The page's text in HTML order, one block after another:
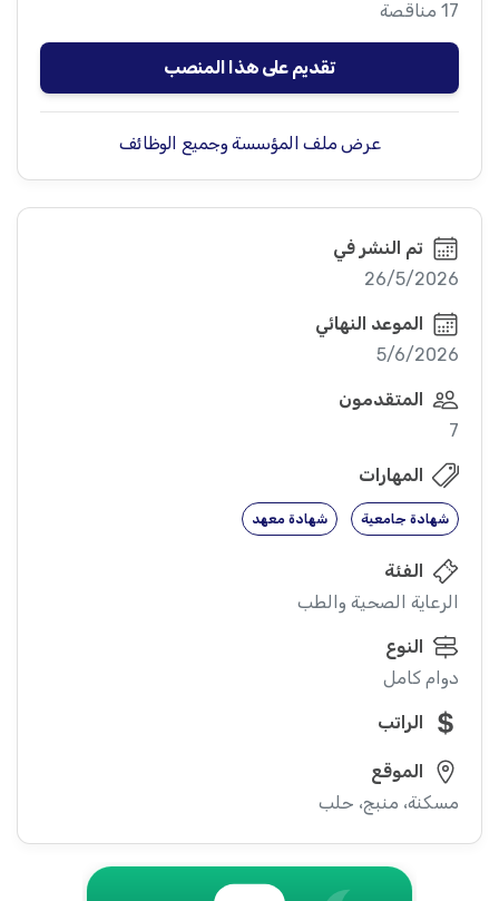
17 مناقصة
تقديم على هذا المنصب
عرض ملف المؤسسة وجميع الوظائف
تم النشر في
26/5/2026
الموعد النهائي
5/6/2026
المتقدمون
7
المهارات
شهادة جامعية شهادة معهد
الفئة
الرعاية الصحية والطب
النوع
دوام كامل
الراتب
الموقع
مسكنة، منبج، حلب